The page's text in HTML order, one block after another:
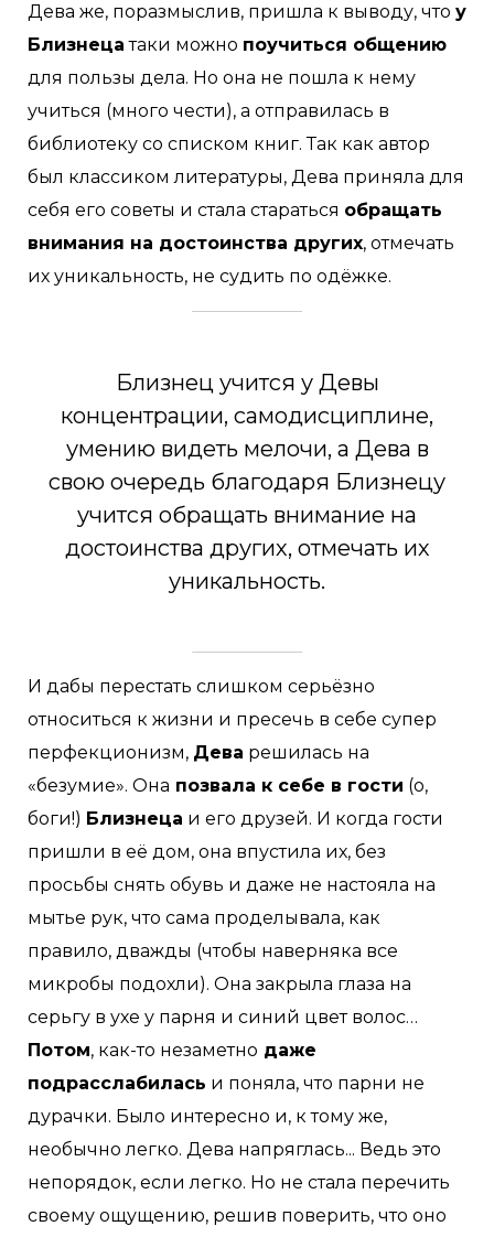
Дева же, поразмыслив, пришла к выводу, что у
Близнеца таки можно поучиться общению
для пользы дела. Но она не пошла к нему
учиться (много чести), а отправилась в
библиотеку со списком книг. Так как автор
был классиком литературы, Дева приняла для
себя его советы и стала стараться обращать
внимания на достоинства других, отмечать
их уникальность, не судить по одёжке.
Близнец учится у Девы
концентрации, самодисциплине,
умению видеть мелочи, а Дева в
свою очередь благодаря Близнецу
учится обращать внимание на
достоинства других, отмечать их
уникальность.
И дабы перестать слишком серьёзно
относиться к жизни и пресечь в себе супер
перфекционизм, Дева решилась на
«безумие». Она позвала к себе в гости (о,
боги!) Близнеца и его друзей. И когда гости
пришли в её дом, она впустила их, без
просьбы снять обувь и даже не настояла на
мытье рук, что сама проделывала, как
правило, дважды (чтобы наверняка все
микробы подохли). Она закрыла глаза на
серьгу в ухе у парня и синий цвет волос…
Потом, как-то незаметно даже
подрасслабилась и поняла, что парни не
дурачки. Было интересно и, к тому же,
необычно легко. Дева напряглась... Ведь это
непорядок, если легко. Но не стала перечить
своему ощущению, решив поверить, что оно